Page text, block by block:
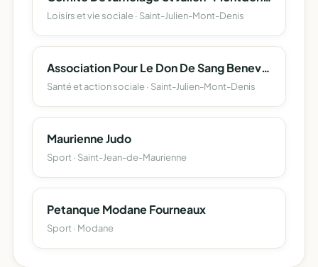
Loisirs et vie sociale · Saint-Julien-Mont-Denis
Association Pour Le Don De Sang Benevole De St Julien Montdenis
Santé et action sociale · Saint-Julien-Mont-Denis
Maurienne Judo
Sport · Saint-Jean-de-Maurienne
Petanque Modane Fourneaux
Sport · Modane